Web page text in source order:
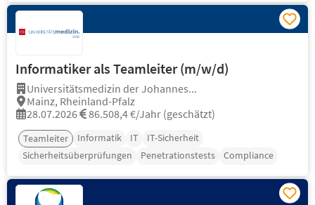
Informatiker als Teamleiter (m/w/d)
Universitätsmedizin der Johannes...
Mainz, Rheinland-Pfalz
28.07.2026
86.508,4 €/Jahr (geschätzt)
Teamleiter Informatik IT
IT-Sicherheit
Sicherheitsüberprüfungen
Penetrationstests Compliance